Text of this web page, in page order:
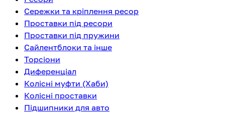
Сережки та кріплення ресор
Проставки під ресори
Проставки під пружини
Сайлентблоки та інше
Торсіони
Диференціал
Колісні муфти (Хаби)
Колісні проставки
Підшипники для авто